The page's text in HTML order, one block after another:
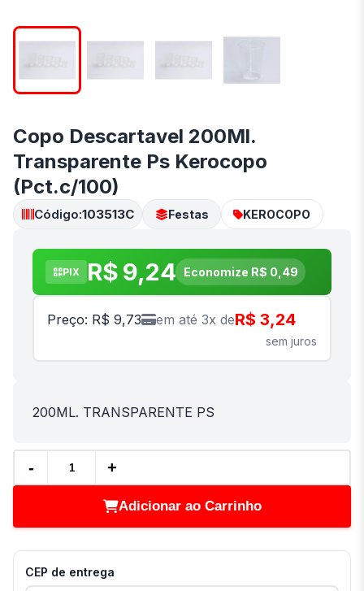
Copo Descartavel 200Ml.
Transparente Ps Kerocopo
(Pct.c/100)
Código:103513C Festas KEROCOPO
PIX R$ 9,24 Economize R$ 0,49
Preço: R$ 9,73 em até 3x deR$ 3,24
sem juros
200ML. TRANSPARENTE PS
- +
Adicionar ao Carrinho
CEP de entrega